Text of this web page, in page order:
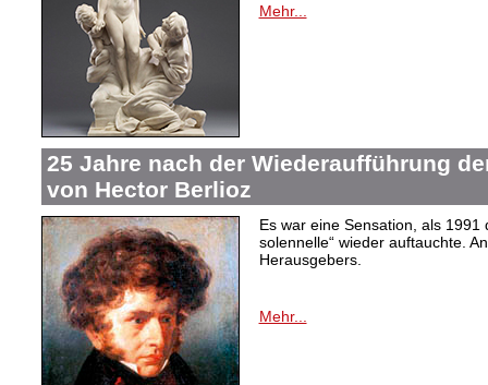
Mehr...
25 Jahre nach der Wiederaufführung
von Hector Berlioz
Es war eine Sensation, als 1991
solennelle“ wieder auftauchte.
Herausgebers.
Mehr...